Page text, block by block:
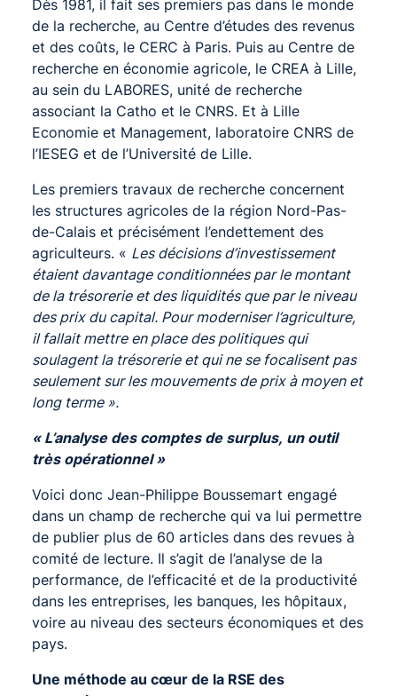
Dès 1981, il fait ses premiers pas dans le monde
de la recherche, au Centre d’études des revenus
et des coûts, le CERC à Paris. Puis au Centre de
recherche en économie agricole, le CREA à Lille,
au sein du LABORES, unité de recherche
associant la Catho et le CNRS. Et à Lille
Economie et Management, laboratoire CNRS de
l’IESEG et de l’Université de Lille.
Les premiers travaux de recherche concernent
les structures agricoles de la région Nord-Pas-
de-Calais et précisément l’endettement des
agriculteurs. « Les décisions d’investissement
étaient davantage conditionnées par le montant
de la trésorerie et des liquidités que par le niveau
des prix du capital. Pour moderniser l’agriculture,
il fallait mettre en place des politiques qui
soulagent la trésorerie et qui ne se focalisent pas
seulement sur les mouvements de prix à moyen et
long terme ».
« L’analyse des comptes de surplus, un outil
très opérationnel »
Voici donc Jean-Philippe Boussemart engagé
dans un champ de recherche qui va lui permettre
de publier plus de 60 articles dans des revues à
comité de lecture. Il s’agit de l’analyse de la
performance, de l’efficacité et de la productivité
dans les entreprises, les banques, les hôpitaux,
voire au niveau des secteurs économiques et des
pays.
Une méthode au cœur de la RSE des